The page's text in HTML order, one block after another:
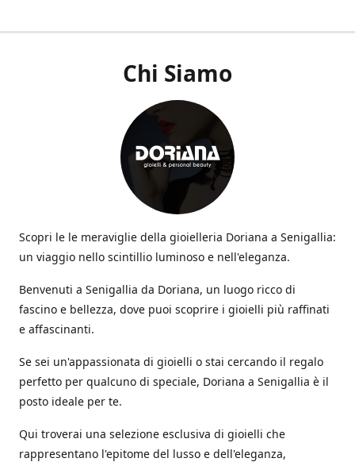
Chi Siamo
Scopri le le meraviglie della gioielleria Doriana a Senigallia:
un viaggio nello scintillio luminoso e nell'eleganza.
Benvenuti a Senigallia da Doriana, un luogo ricco di
fascino e bellezza, dove puoi scoprire i gioielli più raffinati
e affascinanti.
Se sei un'appassionata di gioielli o stai cercando il regalo
perfetto per qualcuno di speciale, Doriana a Senigallia è il
posto ideale per te.
Qui troverai una selezione esclusiva di gioielli che
rappresentano l'epitome del lusso e dell'eleganza,